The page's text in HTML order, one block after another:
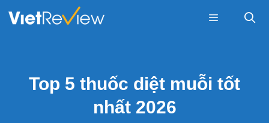
Top 5 thuốc diệt muỗi tốt
nhất 2026